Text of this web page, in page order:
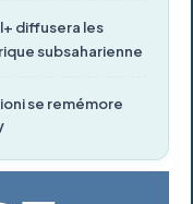
diffusera les
subsaharienne
se remémore